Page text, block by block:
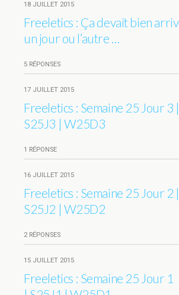
18 JUILLET 2015
Freeletics : Ça devait bien
un jour ou l’autre …
5 RÉPONSES
17 JUILLET 2015
Freeletics : Semaine 25 Jour 3 |
S25J3 | W25D3
1 RÉPONSE
16 JUILLET 2015
Freeletics : Semaine 25 Jour 2 |
S25J2 | W25D2
2 RÉPONSES
15 JUILLET 2015
Freeletics : Semaine 25 Jour 1